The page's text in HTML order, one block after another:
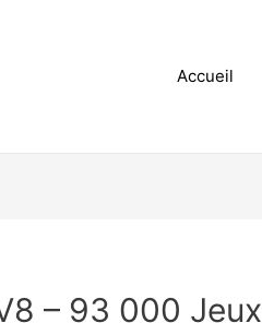
Accueil
– 93 000 Jeux